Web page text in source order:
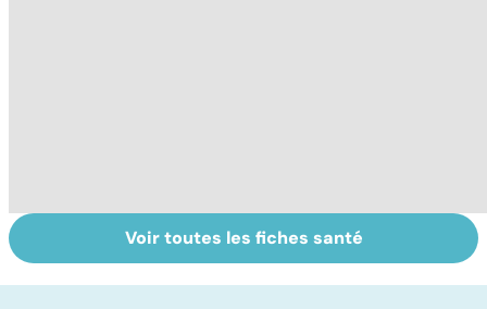
La gale, une
maladie très
Tout savoir sur
les infections
Voir toutes les fiches santé